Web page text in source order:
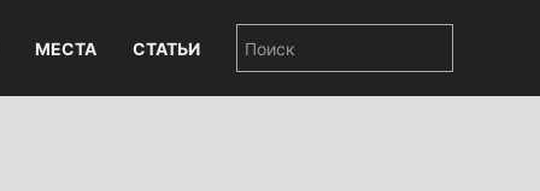
МЕСТА СТАТЬИ